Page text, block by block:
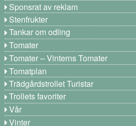
Sponsrat av reklam
Stenfrukter
Tankar om odling
Tomater
Tomater – Vinterns Tomater
Tomatplan
Trädgårdstrollet Turistar
Trollets favoriter
Vår
Vinter